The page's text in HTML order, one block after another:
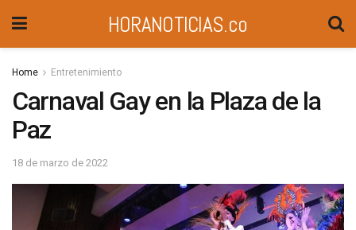
HORANOTICIAS.co
Home Entretenimiento
Carnaval Gay en la Plaza de la
Paz
18 de marzo de 2022